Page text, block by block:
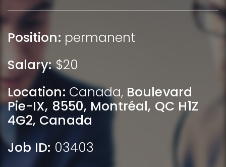
Position: permanent
Salary:$20
Location: Canada, Boulevard
Pie-IX, 8550, Montréal, QC H1Z
4G2, Canada
Job ID: 03403